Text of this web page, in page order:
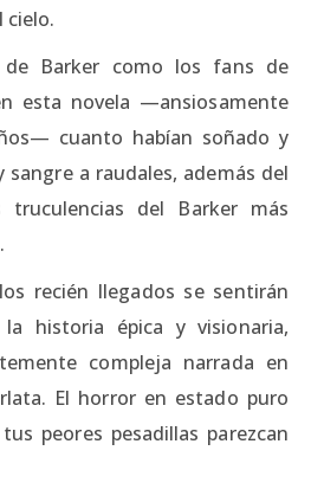
cielo.
Barker como los fans de
esta novela —ansiosamente
cuanto habían soñado y
sangre a raudales, además del
del Barker más
recién llegados se sentirán
la historia épica y visionaria,
compleja narrada en
El horror en estado puro
peores pesadillas parezcan